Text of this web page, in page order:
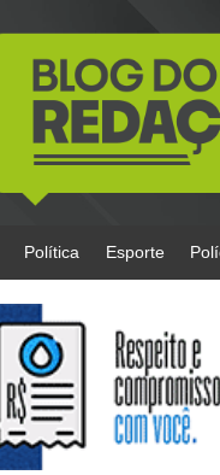
Política Esporte